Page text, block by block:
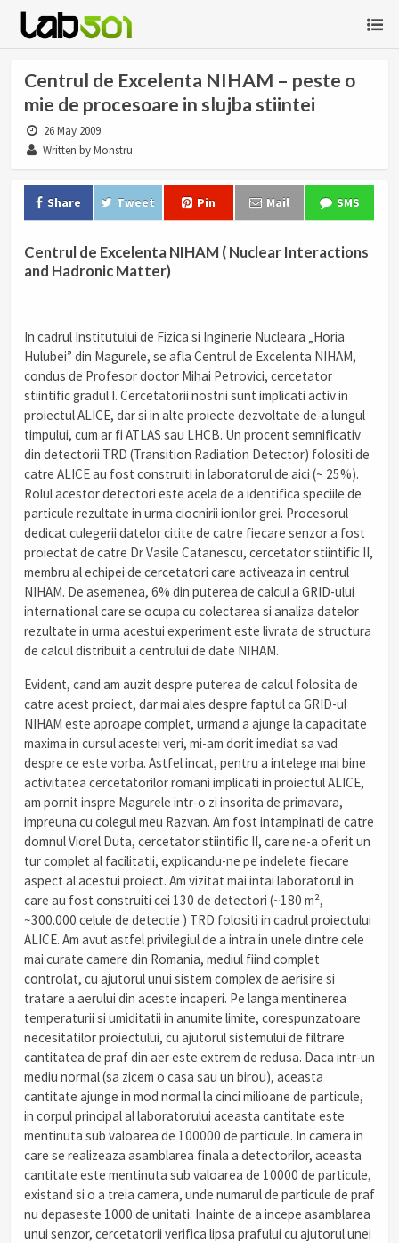
Centrul de Excelenta NIHAM – peste o
mie de procesoare in slujba stiintei
26 May 2009
Written by Monstru
Share Tweet Pin Mail SMS
Centrul de Excelenta NIHAM ( Nuclear Interactions
and Hadronic Matter)
In cadrul Institutului de Fizica si Inginerie Nucleara „Horia
Hulubei” din Magurele, se afla Centrul de Excelenta NIHAM,
condus de Profesor doctor Mihai Petrovici, cercetator
stiintific gradul I. Cercetatorii nostrii sunt implicati activ in
proiectul ALICE, dar si in alte proiecte dezvoltate de-a lungul
timpului, cum ar fi ATLAS sau LHCB. Un procent semnificativ
din detectorii TRD (Transition Radiation Detector) folositi de
catre ALICE au fost construiti in laboratorul de aici (~ 25%).
Rolul acestor detectori este acela de a identifica speciile de
particule rezultate in urma ciocnirii ionilor grei. Procesorul
dedicat culegerii datelor citite de catre fiecare senzor a fost
proiectat de catre Dr Vasile Catanescu, cercetator stiintific II,
membru al echipei de cercetatori care activeaza in centrul
NIHAM. De asemenea, 6% din puterea de calcul a GRID-ului
international care se ocupa cu colectarea si analiza datelor
rezultate in urma acestui experiment este livrata de structura
de calcul distribuit a centrului de date NIHAM.
Evident, cand am auzit despre puterea de calcul folosita de
catre acest proiect, dar mai ales despre faptul ca GRID-ul
NIHAM este aproape complet, urmand a ajunge la capacitate
maxima in cursul acestei veri, mi-am dorit imediat sa vad
despre ce este vorba. Astfel incat, pentru a intelege mai bine
activitatea cercetatorilor romani implicati in proiectul ALICE,
am pornit inspre Magurele intr-o zi insorita de primavara,
impreuna cu colegul meu Razvan. Am fost intampinati de catre
domnul Viorel Duta, cercetator stiintific II, care ne-a oferit un
tur complet al facilitatii, explicandu-ne pe indelete fiecare
aspect al acestui proiect. Am vizitat mai intai laboratorul in
care au fost construiti cei 130 de detectori (~180 m²,
~300.000 celule de detectie ) TRD folositi in cadrul proiectului
ALICE. Am avut astfel privilegiul de a intra in unele dintre cele
mai curate camere din Romania, mediul fiind complet
controlat, cu ajutorul unui sistem complex de aerisire si
tratare a aerului din aceste incaperi. Pe langa mentinerea
temperaturii si umiditatii in anumite limite, corespunzatoare
necesitatilor proiectului, cu ajutorul sistemului de filtrare
cantitatea de praf din aer este extrem de redusa. Daca intr-un
mediu normal (sa zicem o casa sau un birou), aceasta
cantitate ajunge in mod normal la cinci milioane de particule,
in corpul principal al laboratorului aceasta cantitate este
mentinuta sub valoarea de 100000 de particule. In camera in
care se realizeaza asamblarea finala a detectorilor, aceasta
cantitate este mentinuta sub valoarea de 10000 de particule,
existand si o a treia camera, unde numarul de particule de praf
nu depaseste 1000 de unitati. Inainte de a incepe asamblarea
unui senzor, cercetatorii verifica lipsa prafului cu ajutorul unei